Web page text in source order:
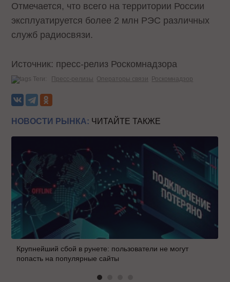
Отмечается, что всего на территории России
эксплуатируется более 2 млн РЭС различных
служб радиосвязи.
Источник: пресс-релиз Роскомнадзора
Теги: Пресс-релизы Операторы связи Роскомнадзор
НОВОСТИ РЫНКА: ЧИТАЙТЕ ТАКЖЕ
Крупнейший сбой в рунете: пользователи не могут
попасть на популярные сайты